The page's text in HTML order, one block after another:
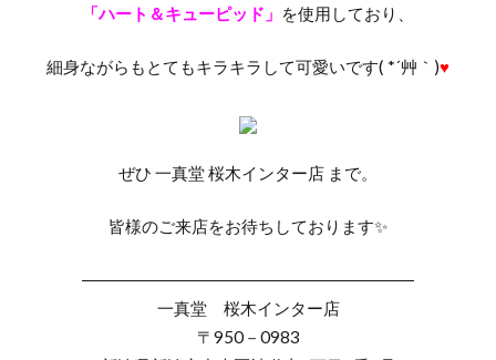
ローブドゥマリエデュー
ロイヤル・アッシャー
ロイヤル・アッシャー セプター
ロイヤル・アッシャー ルフト
ロイヤル・アッシャーエタニティリング
ロイヤル・アッシャークラウン
ロイヤル・アッシャーとラザールダイヤモンド
「ハート＆キューピッド」 を使用しており、
細身ながらもとてもキラキラして可愛いです( *´艸｀)♥
ぜひ 一真堂 桜木インター店 まで。
皆様のご来店をお待ちしております✨
――――――――――――――――――――
一真堂 桜木インター店
〒950－0983